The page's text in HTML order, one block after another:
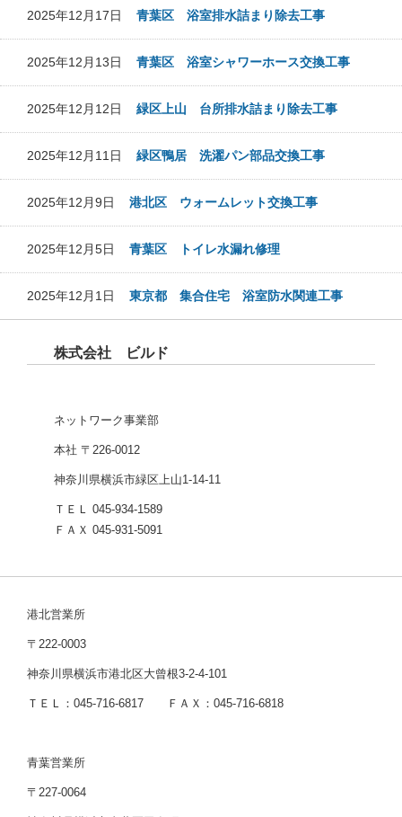
2025年12月17日 青葉区 浴室排水詰まり除去工事
2025年12月13日 青葉区 浴室シャワーホース交換工事
2025年12月12日 緑区上山 台所排水詰まり除去工事
2025年12月11日 緑区鴨居 洗濯パン部品交換工事
2025年12月9日 港北区 ウォームレット交換工事
2025年12月5日 青葉区 トイレ水漏れ修理
2025年12月1日 東京都 集合住宅 浴室防水関連工事
株式会社 ビルド
ネットワーク事業部
本社 〒226-0012
神奈川県横浜市緑区上山1-14-11
ＴＥＬ 045-934-1589
ＦＡＸ 045-931-5091
港北営業所
〒222-0003
神奈川県横浜市港北区大曾根3-2-4-101
ＴＥＬ：045-716-6817 ＦＡＸ：045-716-6818
青葉営業所
〒227-0064